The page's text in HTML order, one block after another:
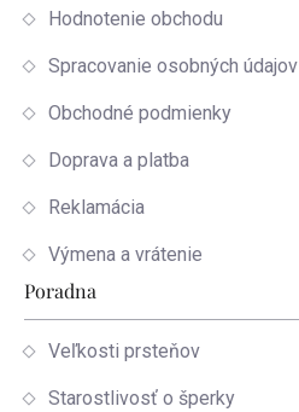
Hodnotenie obchodu
Spracovanie osobných údajov
Obchodné podmienky
Doprava a platba
Reklamácia
Výmena a vrátenie
Poradna
Veľkosti prsteňov
Starostlivosť o šperky